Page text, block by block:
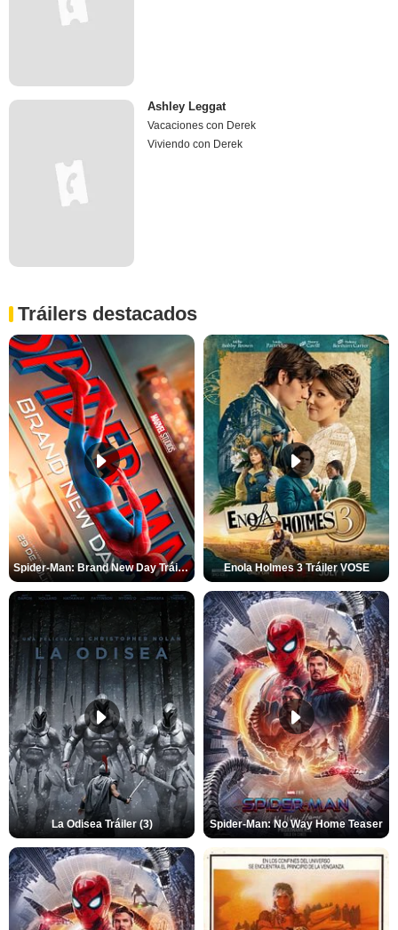
Ashley Leggat
Vacaciones con Derek
Viviendo con Derek
Tráilers destacados
Spider-Man: Brand New Day Tráiler (3) Enola Holmes 3 Tráiler VOSE
La Odisea Tráiler (3) Spider-Man: No Way Home Teaser